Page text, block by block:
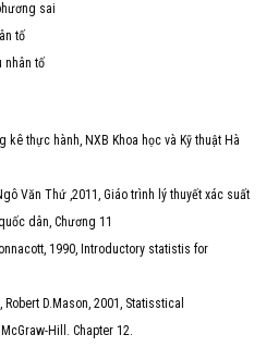
sai
tố
nhân tố
kê thực hành, NXB Khoa học và Kỹ thuật Hà
Văn Thứ ,2011, Giáo trình lý thuyết xác suất
dân, Chương 11
1990, Introductory statistis for
D.Mason, 2001, Statisstical
Hill. Chapter 12.